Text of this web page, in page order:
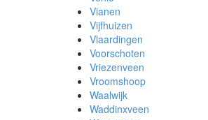
Vianen
Vijfhuizen
Vlaardingen
Voorschoten
Vriezenveen
Vroomshoop
Waalwijk
Waddinxveen